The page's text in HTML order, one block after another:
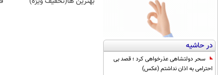
در حاشیه
سحر دولتشاهی عذرخواهی کرد ؛ قصد بی
احترامی به اذان نداشتم (عکس)